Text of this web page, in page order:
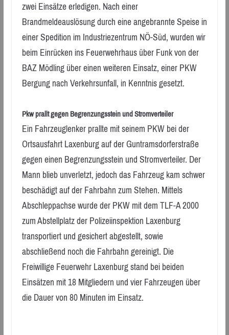
zwei Einsätze erledigen. Nach einer
Brandmeldeauslösung durch eine angebrannte Speise in
einer Spedition im Industriezentrum NÖ-Süd, wurden wir
beim Einrücken ins Feuerwehrhaus über Funk von der
BAZ Mödling über einen weiteren Einsatz, einer PKW
Bergung nach Verkehrsunfall, in Kenntnis gesetzt.
Pkw prallt gegen Begrenzungsstein und Stromverteiler
Ein Fahrzeuglenker prallte mit seinem PKW bei der
Ortsausfahrt Laxenburg auf der Guntramsdorferstraße
gegen einen Begrenzungsstein und Stromverteiler. Der
Mann blieb unverletzt, jedoch das Fahrzeug kam schwer
beschädigt auf der Fahrbahn zum Stehen. Mittels
Abschleppachse wurde der PKW mit dem TLF-A 2000
zum Abstellplatz der Polizeiinspektion Laxenburg
transportiert und gesichert abgestellt, sowie
abschließend noch die Fahrbahn gereinigt. Die
Freiwillige Feuerwehr Laxenburg stand bei beiden
Einsätzen mit 18 Mitgliedern und vier Fahrzeugen über
die Dauer von 80 Minuten im Einsatz.